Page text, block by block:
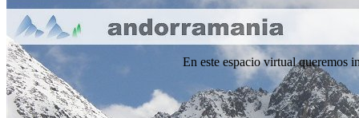
En este espacio virtual queremos